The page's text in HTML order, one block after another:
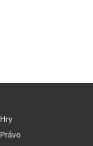
Hry
Právo